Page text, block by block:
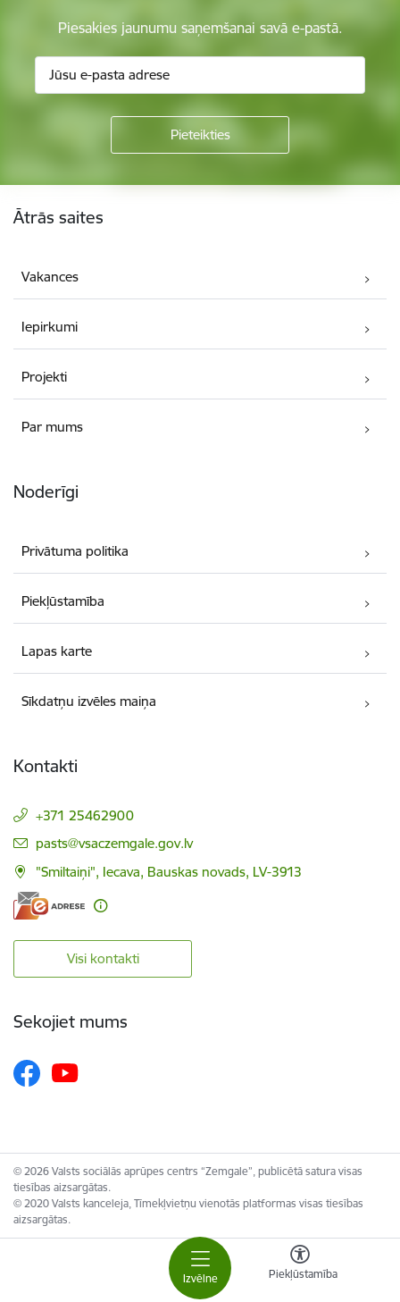
Izvēlne Piekļūstamība
Piesakies jaunumu saņemšanai savā e-pastā.
Ātrās saites
Vakances
Iepirkumi
Projekti
Par mums
Noderīgi
Privātuma politika
Piekļūstamība
Lapas karte
Sīkdatņu izvēles maiņa
Kontakti
+371 25462900
E-pasts:
pasts@vsaczemgale.gov.lv
"Smiltaiņi", Iecava, Bauskas novads, LV-3913
Visi kontakti
Sekojiet mums
© 2026 Valsts sociālās aprūpes centrs “Zemgale”, publicētā satura visas
tiesības aizsargātas.
© 2020 Valsts kanceleja, Tīmekļvietņu vienotās platformas visas tiesības
aizsargātas.